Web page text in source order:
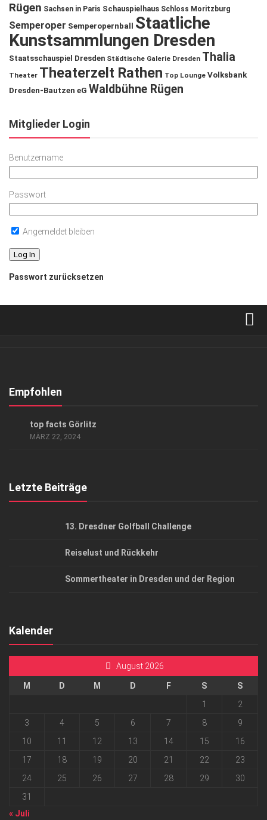
Rügen Sachsen in Paris Schauspielhaus Schloss Moritzburg
Semperoper Semperopernball
Staatliche
Kunstsammlungen Dresden
Staatsschauspiel Dresden Städtische Galerie Dresden Thalia
Theater Theaterzelt Rathen Top Lounge Volksbank
Dresden-Bautzen eG Waldbühne Rügen
Mitglieder Login
Benutzername
Passwort
Angemeldet bleiben
Passwort zurücksetzen
Kontakt, Impressum
Empfohlen
top facts Görlitz
MÄRZ 22, 2024
Letzte Beiträge
13. Dresdner Golfball Challenge
Reiselust und Rückkehr
Sommertheater in Dresden und der Region
Kalender
August 2026
M D M D F S
S
1
2
3
4 5 6 7 8
9
10
11 12 13 14 15
16
17
18 19 20 21 22
23
24
25 26 27 28 29
30
31
« Juli